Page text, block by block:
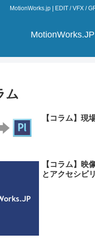
MotionWorks.jp | EDIT / VFX /
MotionWorks.JP
ム
【コラム】現
【コラム】映
とアクセシビ